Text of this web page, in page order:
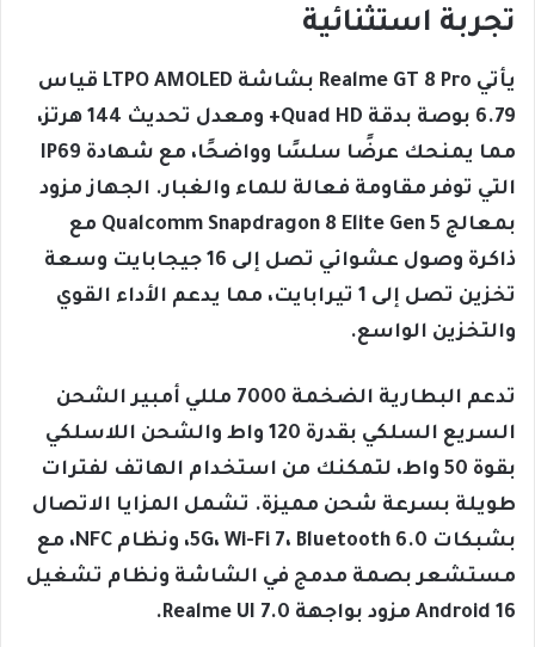
تجربة استثنائية
يأتي Realme GT 8 Pro بشاشة LTPO AMOLED قياس
6.79 بوصة بدقة Quad HD+ ومعدل تحديث 144 هرتز،
مما يمنحك عرضًا سلسًا وواضحًا، مع شهادة IP69
التي توفر مقاومة فعالة للماء والغبار. الجهاز مزود
بمعالج Qualcomm Snapdragon 8 Elite Gen 5 مع
ذاكرة وصول عشوائي تصل إلى 16 جيجابايت وسعة
تخزين تصل إلى 1 تيرابايت، مما يدعم الأداء القوي
والتخزين الواسع.
تدعم البطارية الضخمة 7000 مللي أمبير الشحن
السريع السلكي بقدرة 120 واط والشحن اللاسلكي
بقوة 50 واط، لتمكنك من استخدام الهاتف لفترات
طويلة بسرعة شحن مميزة. تشمل المزايا الاتصال
بشبكات 5G، Wi-Fi 7، Bluetooth 6.0، ونظام NFC، مع
مستشعر بصمة مدمج في الشاشة ونظام تشغيل
Android 16 مزود بواجهة Realme UI 7.0.